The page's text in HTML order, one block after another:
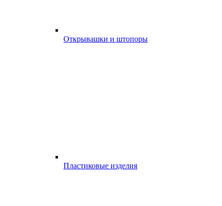
Открывашки и штопоры
Пластиковые изделия